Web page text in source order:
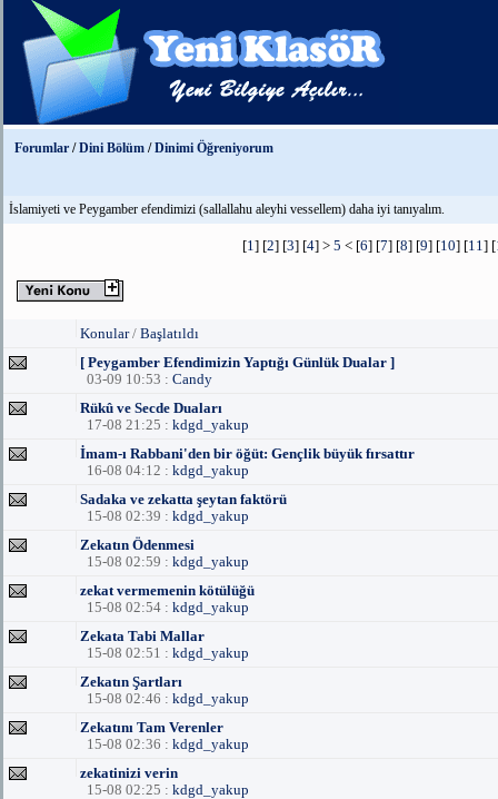
Forumlar /Dini Bölüm /Dinimi Öğreniyorum
İslamiyeti ve Peygamber efendimizi (sallallahu aleyhi vessellem) daha iyi tanıyalım.
[1] [2] [3] [4] > 5 < [6] [7] [8] [9] [10] [11] [
Konular/ Başlatıldı
[ Peygamber Efendimizin Yaptığı Günlük Dualar ]
03-09 10:53 : Candy
Rükû ve Secde Duaları
17-08 21:25 : kdgd_yakup
İmam-ı Rabbani'den bir öğüt: Gençlik büyük fırsattır
16-08 04:12 : kdgd_yakup
Sadaka ve zekatta şeytan faktörü
15-08 02:39 : kdgd_yakup
Zekatın Ödenmesi
15-08 02:59 : kdgd_yakup
zekat vermemenin kötülüğü
15-08 02:54 : kdgd_yakup
Zekata Tabi Mallar
15-08 02:51 : kdgd_yakup
Zekatın Şartları
15-08 02:46 : kdgd_yakup
Zekatını Tam Verenler
15-08 02:36 : kdgd_yakup
zekatinizi verin
15-08 02:25 : kdgd_yakup